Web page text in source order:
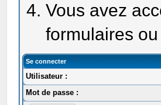
Vous avez
formulaires
Se connecter
Utilisateur :
Mot de passe :